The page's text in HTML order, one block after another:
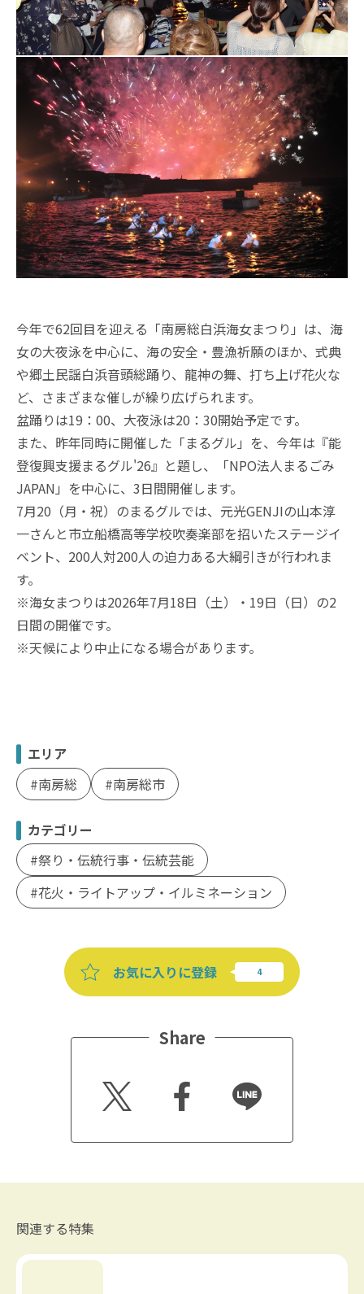
今年で62回目を迎える「南房総白浜海女まつり」は、海
女の大夜泳を中心に、海の安全・豊漁祈願のほか、式典
や郷土民謡白浜音頭総踊り、龍神の舞、打ち上げ花火な
ど、さまざまな催しが繰り広げられます。
盆踊りは19：00、大夜泳は20：30開始予定です。
また、昨年同時に開催した「まるグル」を、今年は『能
登復興支援まるグル'26』と題し、「NPO法人まるごみ
JAPAN」を中心に、3日間開催します。
7月20（月・祝）のまるグルでは、元光GENJIの山本淳
一さんと市立船橋高等学校吹奏楽部を招いたステージイ
ベント、200人対200人の迫力ある大綱引きが行われま
す。
※海女まつりは2026年7月18日（土）・19日（日）の2
日間の開催です。
※天候により中止になる場合があります。
エリア
南房総
南房総市
カテゴリー
祭り・伝統行事・伝統芸能
花火・ライトアップ・イルミネーション
お気に入りに登録
Share
Twitt
er
Faceb
ook
Line
関連する特集